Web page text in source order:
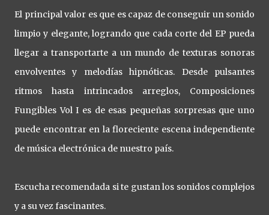
El principal valor es que es capaz de conseguir un sonido
limpio y elegante, logrando que cada corte del EP pueda
llegar a transportarte a un mundo de texturas sonoras
envolventes y melodías hipnóticas. Desde pulsantes
ritmos hasta intrincados arreglos, Composiciones
Fungibles Vol I es de esas pequeñas sorpresas que uno
puede encontrar en la floreciente escena independiente
de música electrónica de nuestro país.
Escucha recomendada si te gustan los sonidos complejos
y a su vez fascinantes.